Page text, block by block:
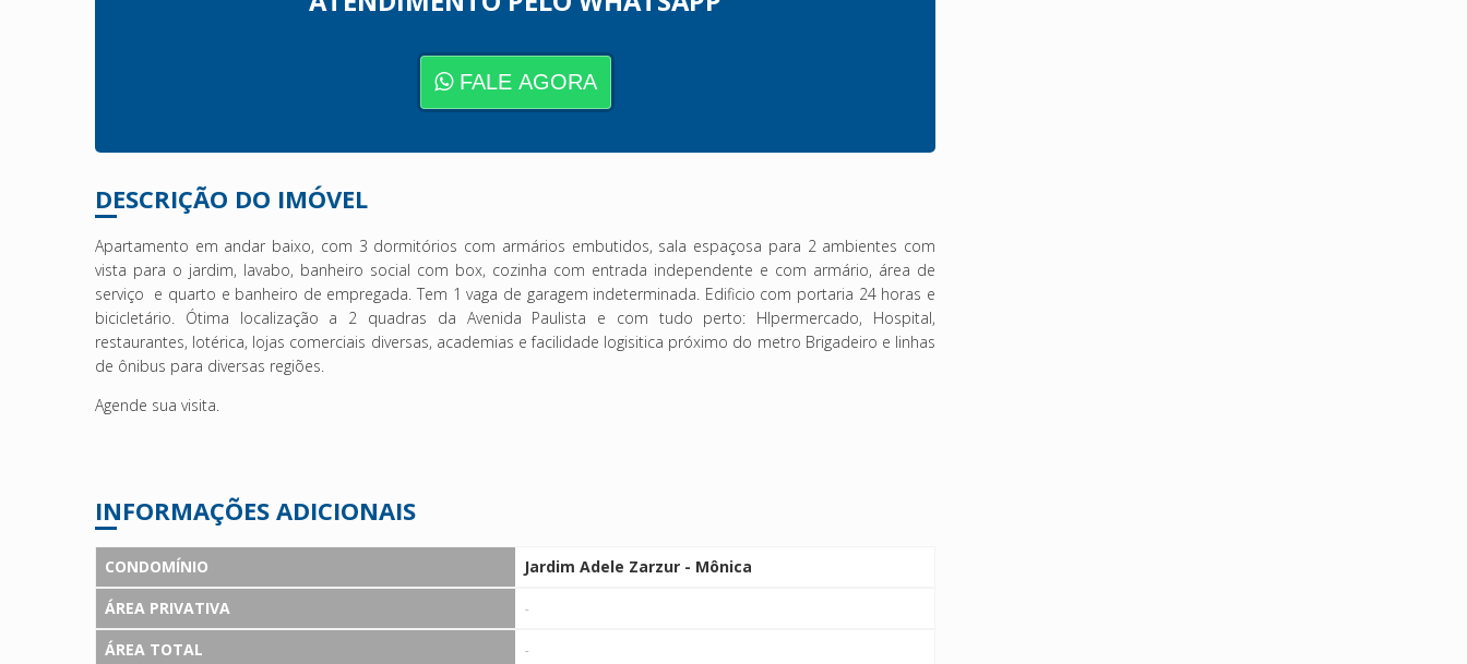
FALE AGORA
DESCRIÇÃO DO IMÓVEL
Apartamento em andar baixo, com 3 dormitórios com armários embutidos, sala espaçosa para 2 ambientes com
vista para o jardim, lavabo, banheiro social com box, cozinha com entrada independente e com armário, área de
serviço e quarto e banheiro de empregada. Tem 1 vaga de garagem indeterminada. Edificio com portaria 24 horas e
bicicletário. Ótima localização a 2 quadras da Avenida Paulista e com tudo perto: HIpermercado, Hospital,
restaurantes, lotérica, lojas comerciais diversas, academias e facilidade logisitica próximo do metro Brigadeiro e linhas
de ônibus para diversas regiões.
Agende sua visita.
INFORMAÇÕES ADICIONAIS
CONDOMÍNIO
Jardim Adele Zarzur - Mônica
ÁREA PRIVATIVA
-
ÁREA TOTAL -